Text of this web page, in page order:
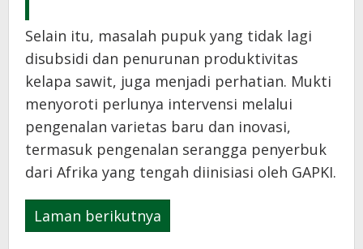
Selain itu, masalah pupuk yang tidak lagi
disubsidi dan penurunan produktivitas
kelapa sawit, juga menjadi perhatian. Mukti
menyoroti perlunya intervensi melalui
pengenalan varietas baru dan inovasi,
termasuk pengenalan serangga penyerbuk
dari Afrika yang tengah diinisiasi oleh GAPKI.
Laman berikutnya